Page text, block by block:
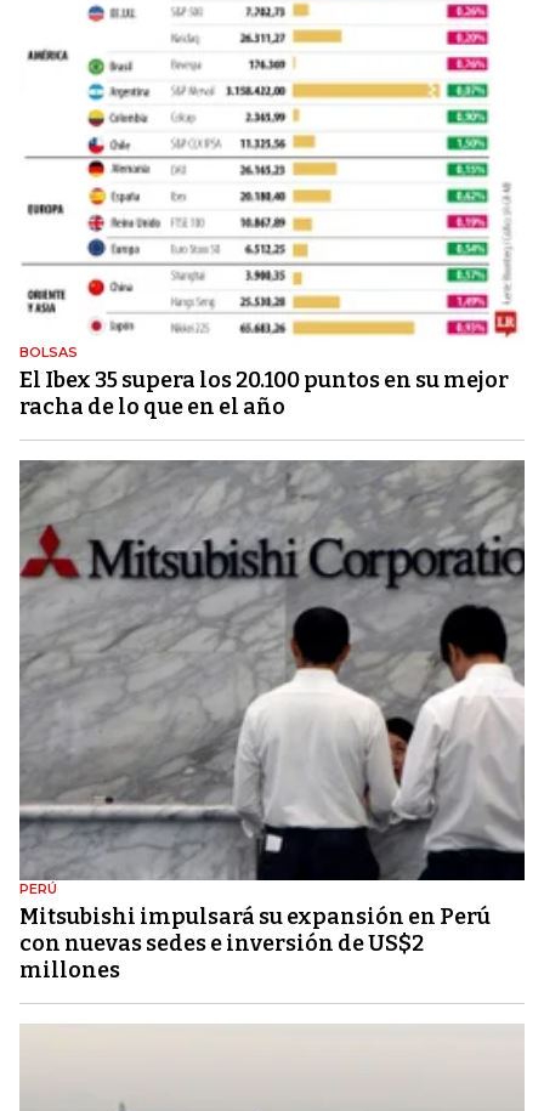
BOLSAS
El Ibex 35 supera los 20.100 puntos en su mejor
racha de lo que en el año
PERÚ
Mitsubishi impulsará su expansión en Perú
con nuevas sedes e inversión de US$2
millones